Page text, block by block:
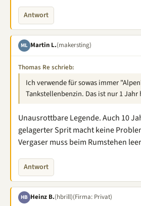
Antwort
ML Martin L.(makersting)
Thomas Re schrieb:
Ich verwende für sowas immer
Tankstellenbenzin. Das ist nur 1 Jahr
Unausrottbare Legende. Auch 10
gelagerter Sprit macht keine
Vergaser muss beim Rumstehen
Antwort
HB Heinz B.(hbrill)(Firma: Privat)